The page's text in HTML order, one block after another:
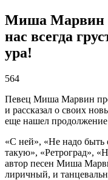
Миша Марвин
нас всегда
ура!
564
Певец Миша Марвин
и рассказал о своих
еще нашел продолжение
«С ней», «Не надо
такую», «Ретроград»,
автор песен Миша
лиричный, и